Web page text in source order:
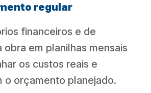
regular
financeiros e de
obra em planilhas mensais
os custos reais e
o orçamento planejado.